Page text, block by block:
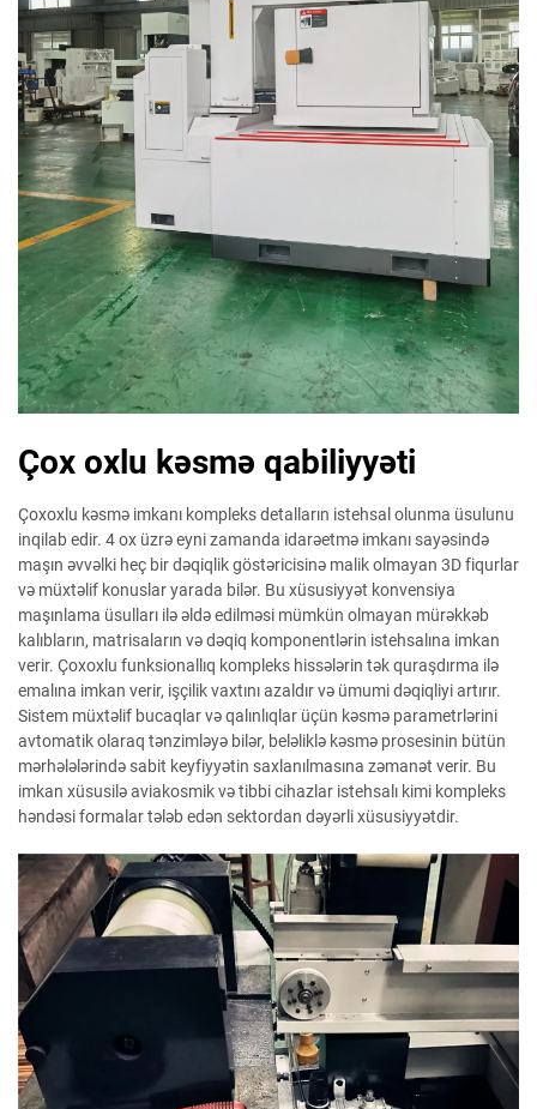
Çox oxlu kəsmə qabiliyyəti
Çoxoxlu kəsmə imkanı kompleks detalların istehsal olunma üsulunu
inqilab edir. 4 ox üzrə eyni zamanda idarəetmə imkanı sayəsində
maşın əvvəlki heç bir dəqiqlik göstəricisinə malik olmayan 3D fiqurlar
və müxtəlif konuslar yarada bilər. Bu xüsusiyyət konvensiya
maşınlama üsulları ilə əldə edilməsi mümkün olmayan mürəkkəb
kalıbların, matrisaların və dəqiq komponentlərin istehsalına imkan
verir. Çoxoxlu funksionallıq kompleks hissələrin tək quraşdırma ilə
emalına imkan verir, işçilik vaxtını azaldır və ümumi dəqiqliyi artırır.
Sistem müxtəlif bucaqlar və qalınlıqlar üçün kəsmə parametrlərini
avtomatik olaraq tənzimləyə bilər, beləliklə kəsmə prosesinin bütün
mərhələlərində sabit keyfiyyətin saxlanılmasına zəmanət verir. Bu
imkan xüsusilə aviakosmik və tibbi cihazlar istehsalı kimi kompleks
həndəsi formalar tələb edən sektordan dəyərli xüsusiyyətdir.